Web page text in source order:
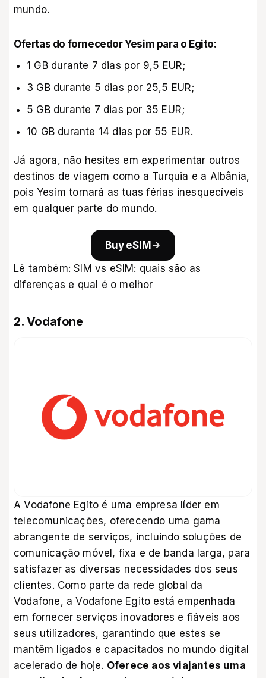
mundo.
Ofertas do fornecedor Yesim para o Egito:
1 GB durante 7 dias por 9,5 EUR;
3 GB durante 5 dias por 25,5 EUR;
5 GB durante 7 dias por 35 EUR;
10 GB durante 14 dias por 55 EUR.
Já agora, não hesites em experimentar outros
destinos de viagem como a Turquia e a Albânia,
pois Yesim tornará as tuas férias inesquecíveis
em qualquer parte do mundo.
Buy eSIM
Lê também:SIM vs eSIM: quais são as
diferenças e qual é o melhor
2. Vodafone
A Vodafone Egito é uma empresa líder em
telecomunicações, oferecendo uma gama
abrangente de serviços, incluindo soluções de
comunicação móvel, fixa e de banda larga, para
satisfazer as diversas necessidades dos seus
clientes. Como parte da rede global da
Vodafone, a Vodafone Egito está empenhada
em fornecer serviços inovadores e fiáveis aos
seus utilizadores, garantindo que estes se
mantêm ligados e capacitados no mundo digital
acelerado de hoje. Oferece aos viajantes uma